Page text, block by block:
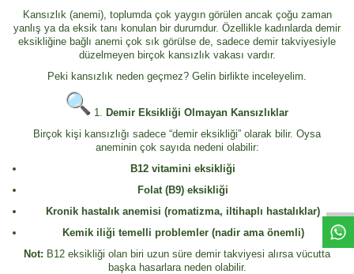
Kansızlık (anemi), toplumda çok yaygın görülen ancak çoğu zaman
yanlış ya da eksik tanı konulan bir durumdur. Özellikle kadınlarda demir
eksikliğine bağlı anemi çok sık görülse de, sadece demir takviyesiyle
düzelmeyen birçok kansızlık vakası vardır.
Peki kansızlık neden geçmez? Gelin birlikte inceleyelim.
1. Demir Eksikliği Olmayan Kansızlıklar
Birçok kişi kansızlığı sadece “demir eksikliği” olarak bilir. Oysa
aneminin çok sayıda nedeni olabilir:
B12 vitamini eksikliği
Folat (B9) eksikliği
Kronik hastalık anemisi (romatizma, iltihaplı hastalıklar)
Kemik iliği temelli problemler (nadir ama önemli)
Not: B12 eksikliği olan biri uzun süre demir takviyesi alırsa vücutta
başka hasarlara neden olabilir.